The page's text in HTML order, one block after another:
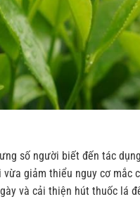
số người biết đến tác
giảm thiểu nguy cơ mắc
và cải thiện hút thuốc lá